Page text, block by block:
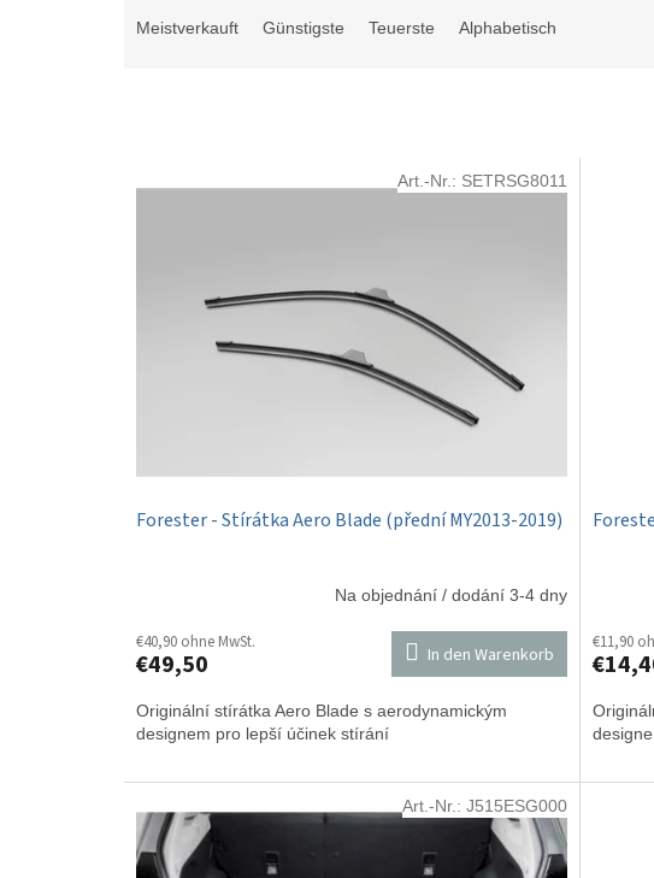
Meistverkauft Günstigste Teuerste Alphabetisch
Forester - Stírátka Aero Blade (přední MY2013-2019)
Na objednání / dodání 3-4 dny
€40,90 ohne MwSt.
€49,50 In den Warenkorb
Originální stírátka Aero Blade s aerodynamickým
designem pro lepší účinek stírání
Art.-Nr.: SETRSG8011
€11,90
Art.-Nr.:J515ESG000